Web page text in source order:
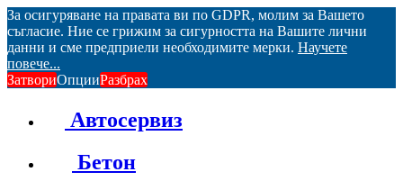
За осигуряване на правата ви по GDPR, молим за Вашето
съгласие. Ние се грижим за сигурността на Вашите лични
данни и сме предприели необходимите мерки. Научете
повече...
ЗатвориОпцииРазбрах
Автосервиз
Бетон